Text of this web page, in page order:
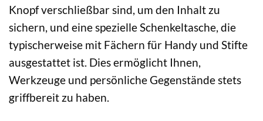
Knopf verschließbar sind, um den Inhalt zu
sichern, und eine spezielle Schenkeltasche, die
typischerweise mit Fächern für Handy und Stifte
ausgestattet ist. Dies ermöglicht Ihnen,
Werkzeuge und persönliche Gegenstände stets
griffbereit zu haben.